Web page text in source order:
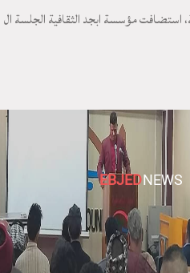
استضافت مؤسسة ابجد الثقافية الجلسة ال
EBJEDNEWS